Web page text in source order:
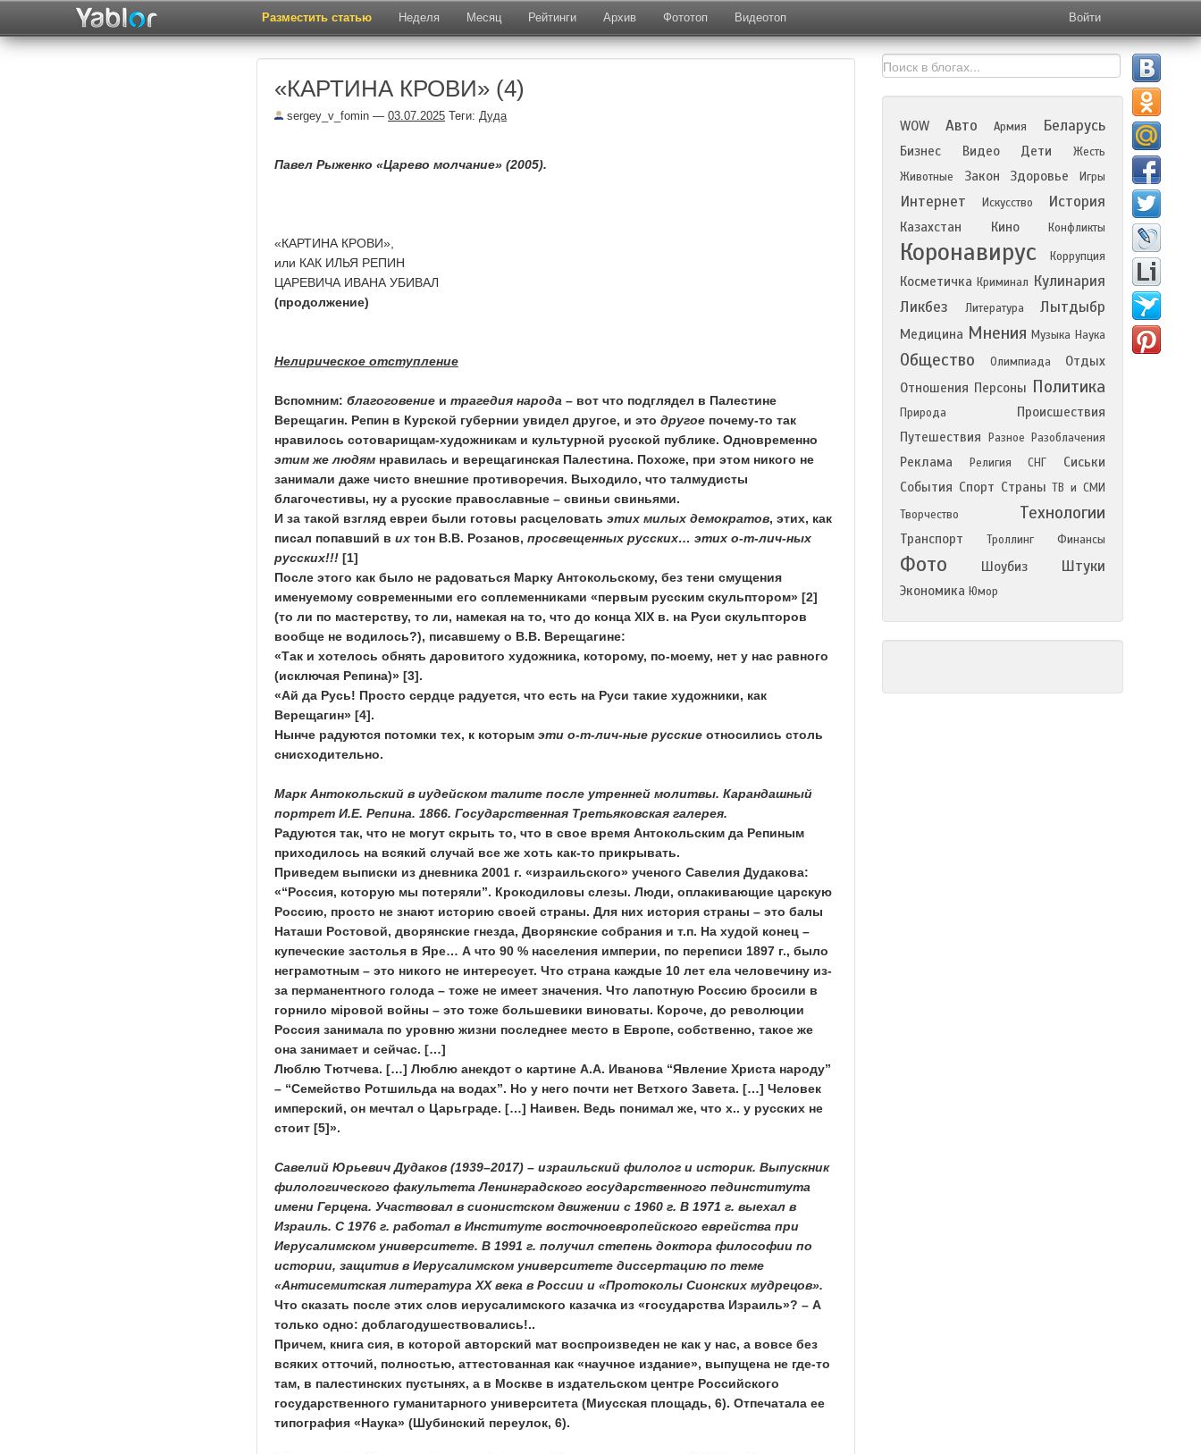
Разместить статью Неделя Месяц Рейтинги Архив Фототоп Видеотоп Войти
«КАРТИНА КРОВИ» (4)
sergey_v_fomin — 03.07.2025 Теги: Дуда
Павел Рыженко «Царево молчание» (2005).
«КАРТИНА КРОВИ»,
или КАК ИЛЬЯ РЕПИН
ЦАРЕВИЧА ИВАНА УБИВАЛ
(продолжение)
Нелирическое отступление
Вспомним: благоговение и трагедия народа – вот что подглядел в Палестине
Верещагин. Репин в Курской губернии увидел другое, и это другое почему-то так
нравилось сотоварищам-художникам и культурной русской публике. Одновременно
этим же людям нравилась и верещагинская Палестина. Похоже, при этом никого не
занимали даже чисто внешние противоречия. Выходило, что талмудисты
благочестивы, ну а русские православные – свиньи свиньями.
И за такой взгляд евреи были готовы расцеловать этих милых демократов, этих, как
писал попавший в их тон В.В. Розанов, просвещенных русских… этих о-т-лич-ных
русских!!! [1]
После этого как было не радоваться Марку Антокольскому, без тени смущения
именуемому современными его соплеменниками «первым русским скульптором» [2]
(то ли по мастерству, то ли, намекая на то, что до конца XIX в. на Руси скульпторов
вообще не водилось?), писавшему о В.В. Верещагине:
«Так и хотелось обнять даровитого художника, которому, по-моему, нет у нас равного
(исключая Репина)» [3].
«Ай да Русь! Просто сердце радуется, что есть на Руси такие художники, как
Верещагин» [4].
Нынче радуются потомки тех, к которым эти о-т-лич-ные русские относились столь
снисходительно.
Марк Антокольский в иудейском талите после утренней молитвы. Карандашный
портрет И.Е. Репина. 1866. Государственная Третьяковская галерея.
Радуются так, что не могут скрыть то, что в свое время Антокольским да Репиным
приходилось на всякий случай все же хоть как-то прикрывать.
Приведем выписки из дневника 2001 г. «израильского» ученого Савелия Дудакова:
«“Россия, которую мы потеряли”. Крокодиловы слезы. Люди, оплакивающие царскую
Россию, просто не знают историю своей страны. Для них история страны – это балы
Наташи Ростовой, дворянские гнезда, Дворянские собрания и т.п. На худой конец –
купеческие застолья в Яре… А что 90 % населения империи, по переписи 1897 г., было
неграмотным – это никого не интересует. Что страна каждые 10 лет ела человечину из-
за перманентного голода – тоже не имеет значения. Что лапотную Россию бросили в
горнило мiровой войны – это тоже большевики виноваты. Короче, до революции
Россия занимала по уровню жизни последнее место в Европе, собственно, такое же
она занимает и сейчас. […]
Люблю Тютчева. […] Люблю анекдот о картине А.А. Иванова “Явление Христа народу”
– “Семейство Ротшильда на водах”. Но у него почти нет Ветхого Завета. […] Человек
имперский, он мечтал о Царьграде. […] Наивен. Ведь понимал же, что х.. у русских не
стоит [5]».
Савелий Юрьевич Дудаков (1939–2017) – израильский филолог и историк. Выпускник
филологического факультета Ленинградского государственного пединститута
имени Герцена. Участвовал в сионистском движении с 1960 г. В 1971 г. выехал в
Израиль. С 1976 г. работал в Институте восточноевропейского еврейства при
Иерусалимском университете. В 1991 г. получил степень доктора философии по
истории, защитив в Иерусалимском университете диссертацию по теме
«Антисемитская литература XX века в России и «Протоколы Сионских мудрецов».
Что сказать после этих слов иерусалимского казачка из «государства Израиль»? – А
только одно: доблагодушествовались!..
Причем, книга сия, в которой авторский мат воспроизведен не как у нас, а вовсе без
всяких отточий, полностью, аттестованная как «научное издание», выпущена не где-то
там, в палестинских пустынях, а в Москве в издательском центре Российского
государственного гуманитарного университета (Миусская площадь, 6). Отпечатала ее
типография «Наука» (Шубинский переулок, 6).
WOW Авто Армия Беларусь
Бизнес Видео Дети
Жесть
Животные
Закон Здоровье Игры
Интернет Искусство История
Казахстан Кино Конфликты
Коронавирус Коррупция
Косметичка Криминал Кулинария
Ликбез
Литература Лытдыбр
Медицина Мнения Музыка Наука
Общество Олимпиада
Отдых
Отношения Персоны Политика
Природа
Происшествия
Путешествия
Разное Разоблачения
Реклама Религия СНГ
Сиськи
События Спорт Страны ТВ и СМИ
Творчество
Технологии
Транспорт Троллинг Финансы
Фото Шоубиз Штуки
Экономика Юмор